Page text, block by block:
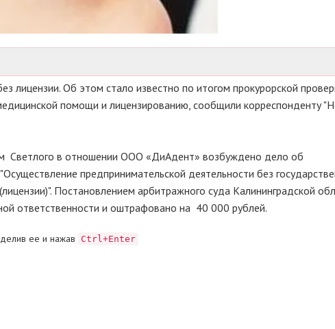
лицензии. Об этом стало известно по итогом прокурорской
помощи и лицензированию, сообщили корреспонденту
Светлого в отношении ООО «ДиАдент» возбуждено дело об
предпринимательской деятельности без
Постановлением арбитражного суда Калининградской
ответственности и оштрафовано на 40 000 рублей.
ее и нажав Ctrl+Enter